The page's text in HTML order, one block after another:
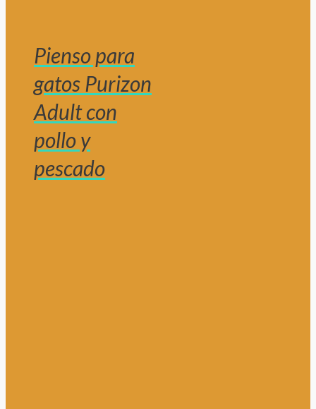
Pienso para
gatos Purizon
Adult con
pollo y
pescado